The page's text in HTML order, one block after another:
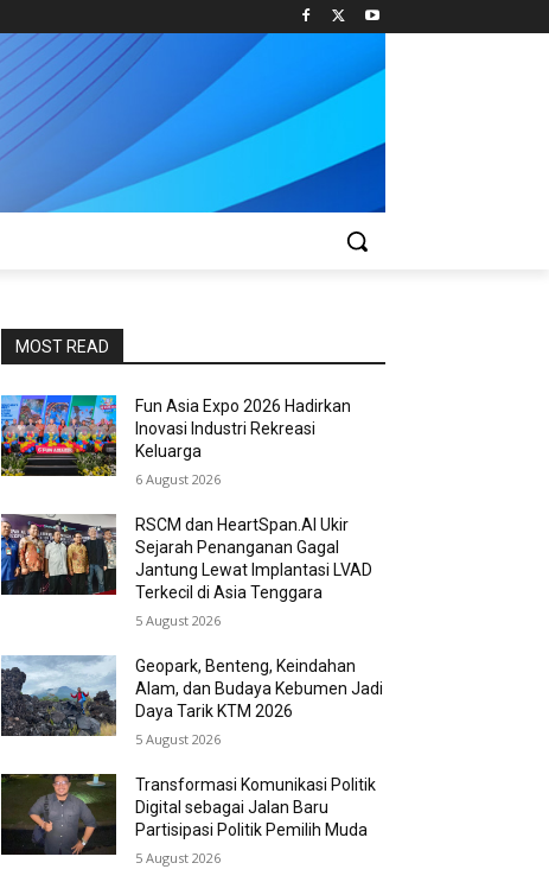
MOST READ
Fun Asia Expo 2026 Hadirkan
Inovasi Industri Rekreasi
Keluarga
6 August 2026
RSCM dan HeartSpan.AI Ukir
Sejarah Penanganan Gagal
Jantung Lewat Implantasi LVAD
Terkecil di Asia Tenggara
5 August 2026
Geopark, Benteng, Keindahan
Alam, dan Budaya Kebumen Jadi
Daya Tarik KTM 2026
5 August 2026
Transformasi Komunikasi Politik
Digital sebagai Jalan Baru
Partisipasi Politik Pemilih Muda
5 August 2026